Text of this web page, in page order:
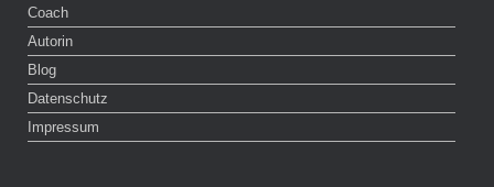
Coach
Autorin
Blog
Datenschutz
Impressum